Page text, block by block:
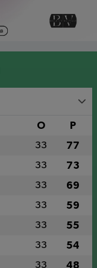
O P
33 77
33 73
33 69
33 59
33 55
33 54
33 48